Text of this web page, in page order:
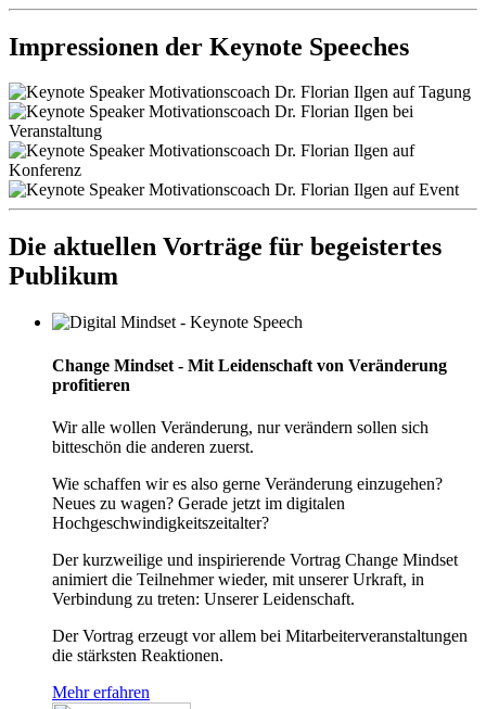
Impressionen der Keynote Speeches
Die aktuellen Vorträge für begeistertes
Publikum
Change Mindset - Mit Leidenschaft von Veränderung
profitieren
Wir alle wollen Veränderung, nur verändern sollen sich
bitteschön die anderen zuerst.
Wie schaffen wir es also gerne Veränderung einzugehen?
Neues zu wagen? Gerade jetzt im digitalen
Hochgeschwindigkeitszeitalter?
Der kurzweilige und inspirierende Vortrag Change Mindset
animiert die Teilnehmer wieder, mit unserer Urkraft, in
Verbindung zu treten: Unserer Leidenschaft.
Der Vortrag erzeugt vor allem bei Mitarbeiterveranstaltungen
die stärksten Reaktionen.
Mehr erfahren